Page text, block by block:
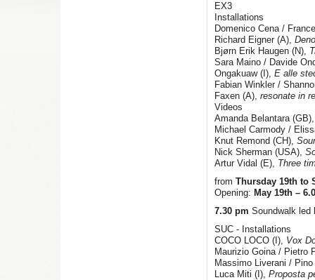
EX3
Installations
Domenico Cena /
Richard Eigner (A),
Bjørn Erik Haugen (N),
Sara Maino / Davide
Ongakuaw (I), E alle
Fabian Winkler /
Faxen (A), resonate in
Videos
Amanda Belantara
Michael Carmody /
Knut Remond (CH),
Nick Sherman (USA),
Artur Vidal (E), Three
from Thursday 19th to
Opening: May 19th –
7.30 pm Soundwalk led
SUC - Installations
COCO LOCO (I), Vox
Maurizio Goina / Pietro
Massimo Liverani /
Luca Miti (I), Proposta